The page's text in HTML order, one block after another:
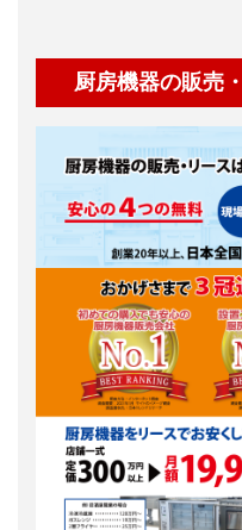
厨房機器の販売